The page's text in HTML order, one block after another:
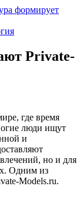
формирует
Private-
где время
люди ищут
и
но и для
Одним из
Models.ru.